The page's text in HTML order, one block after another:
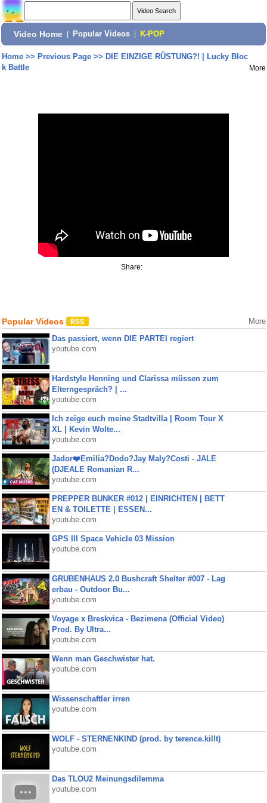
Video Home Popular Videos K-POP
Home>> Previous Page>> DIE EINZIGE RÜSTUNG?! | Lucky Bloc
k Battle
More
Share:
Popular Videos More
Das passiert, wenn DIE PARTEI regiert
youtube.com
Hardstyle Henning und Clarissa müssen zum
Elterngespräch? | ...
youtube.com
Ich zeige euch meine Stadtvilla | Room Tour X
XL | Kevin Wolte...
youtube.com
Jador❤️Emilia?Dodo?Jay Maly?Costi - JALE
(DJEALE Romanian R...
youtube.com
PREPPER BUNKER #012 | EINRICHTEN | BETT
EN & TOILETTE | ESSEN...
youtube.com
GPS III Space Vehicle 03 Mission
youtube.com
GRUBENHAUS 2.0 Bushcraft Shelter #007 - Lag
erbau - Outdoor Bu...
youtube.com
Voyage x Breskvica - Bezimena (Official Video)
Prod. By Ultra...
youtube.com
Wenn man Geschwister hat.
youtube.com
Wissenschaftler irren
youtube.com
WOLF - STERNENKIND (prod. by terence.killt)
youtube.com
Das TLOU2 Meinungsdilemma
youtube.com